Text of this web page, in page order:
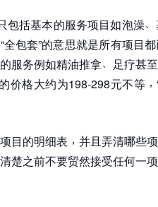
包括基本的服务项目如泡澡、
“全包套”的意思就是所有项目
服务例如精油推拿、 足疗甚
的价格大约为198-298元不等 ，
目的明细表 ， 并且弄清哪些
楚之前不要贸然接受任何一